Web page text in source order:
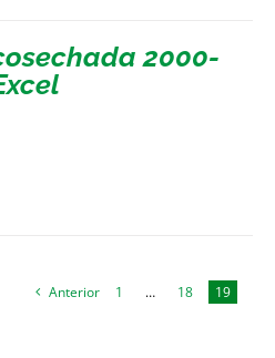
2000-
Anterior 1 … 18 19